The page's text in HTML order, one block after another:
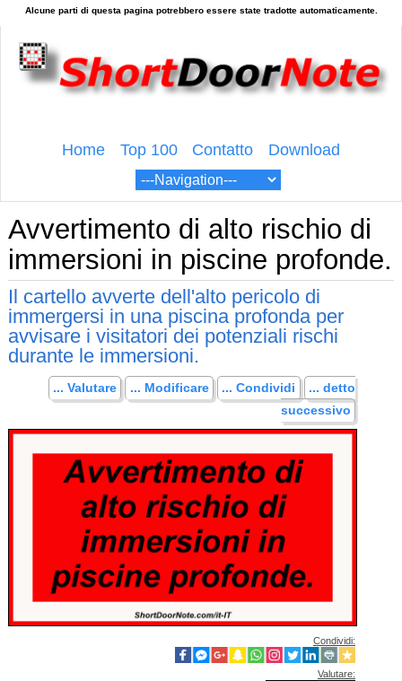
Home Top 100 Contatto Download
Avvertimento di alto rischio di
immersioni in piscine profonde.
Il cartello avverte dell'alto pericolo di
immergersi in una piscina profonda per
avvisare i visitatori dei potenziali rischi
durante le immersioni.
... Valutare ... Modificare ... Condividi
... detto
successivo
Condividi:
Valutare: